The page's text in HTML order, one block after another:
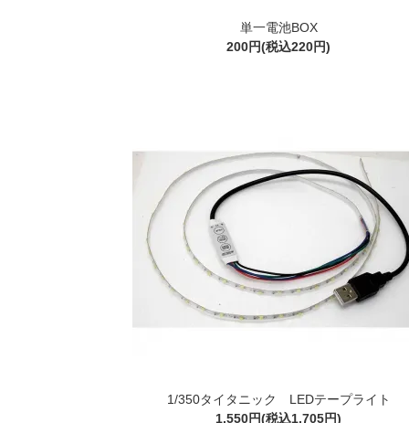
単一電池BOX
200円(税込220円)
1/350タイタニック LEDテープライト
1,550円(税込1,705円)